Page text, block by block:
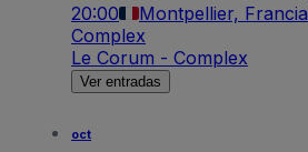
20:00 Montpellier, Francia
Complex
Le Corum - Complex
Ver entradas
oct